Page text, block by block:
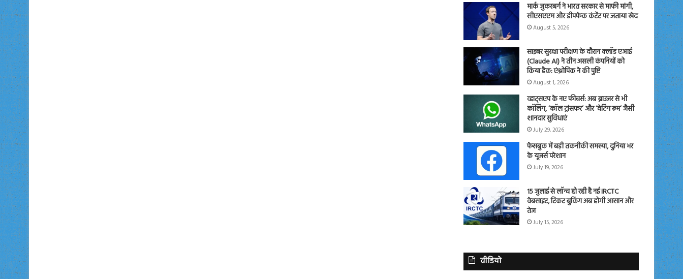
मार्क जुकरबर्ग ने भारत सरकार से माफी मांगी,
सीएसएएम और डीपफेक कंटेंट पर जताया खेद
August 5, 2026
साइबर सुरक्षा परीक्षण के दौरान क्लॉड एआई
(Claude AI) ने तीन असली कंपनियों को
किया हैक: एंथ्रोपिक ने की पुष्टि
August 1, 2026
व्हाट्सएप के नए फीचर्स: अब ब्राउजर से भी
कॉलिंग, ‘कॉल ट्रांसफर’ और ‘वेटिंग रूम’ जैसी
शानदार सुविधाएं
July 29, 2026
फेसबुक में बड़ी तकनीकी समस्या, दुनिया भर
के यूजर्स परेशान
July 19, 2026
15 जुलाई से लॉन्च हो रही है नई IRCTC
वेबसाइट, टिकट बुकिंग अब होगी आसान और
तेज
July 15, 2026
वीडियो